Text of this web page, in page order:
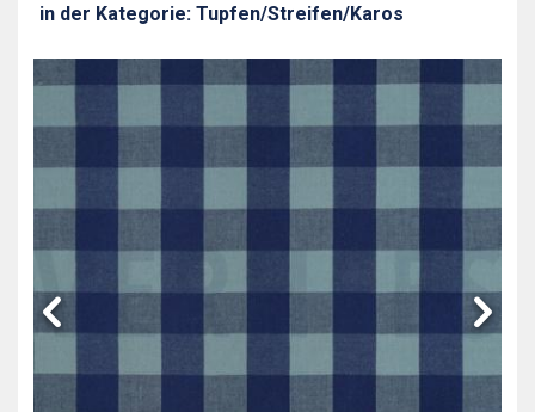
in der Kategorie: Tupfen/Streifen/Karos